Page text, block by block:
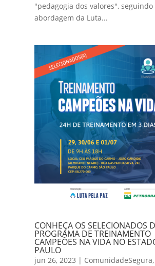
"pedagogia dos valores", seguindo
abordagem da Luta...
CONHEÇA OS SELECIONADOS
PROGRAMA DE TREINAMENTO
CAMPEÕES NA VIDA NO
PAULO
jun 26, 2023 | ComunidadeSegura,